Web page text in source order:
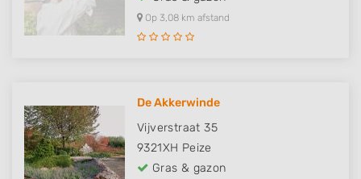
Op 3,08 km afstand
De Akkerwinde
Vijverstraat 35
9321XH Peize
Gras & gazon